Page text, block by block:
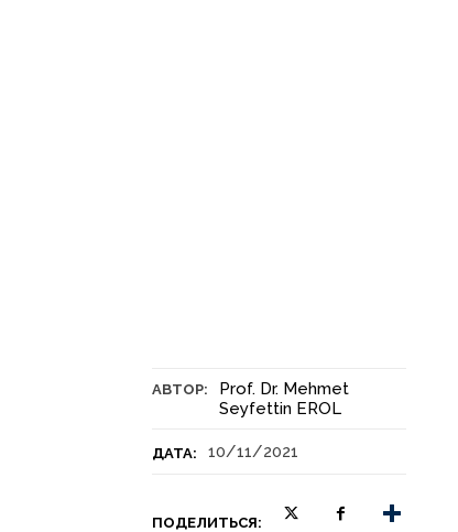
АВТОР:
Prof. Dr. Mehmet
Seyfettin EROL
ДАТА: 10/11/2021
ПОДЕЛИТЬСЯ: